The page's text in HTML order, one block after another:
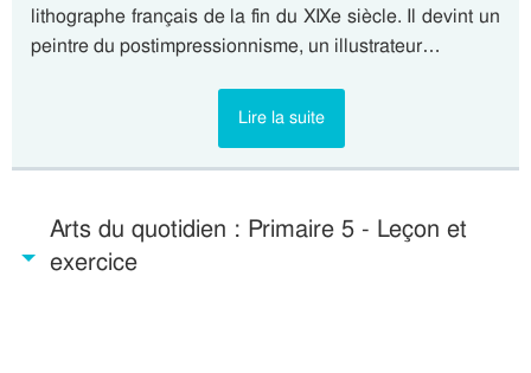
lithographe français de la fin du XIXe siècle. Il devint un
peintre du postimpressionnisme, un illustrateur…
Lire la suite
Arts du quotidien : Primaire 5 - Leçon et
exercice